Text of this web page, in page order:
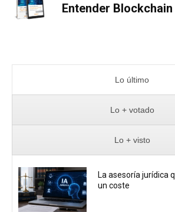
Entender Blockchain
Lo último
Lo + votado
Lo + visto
La asesoría jurídica
un coste